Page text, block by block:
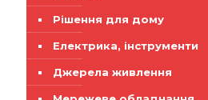
Рішення для дому
Електрика, інструменти
Джерела живлення